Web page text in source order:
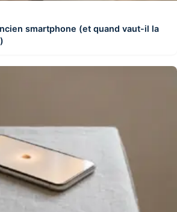
smartphone (et quand vaut-il la